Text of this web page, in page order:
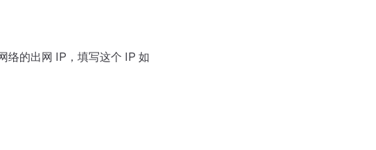
络的出网 IP，填写这个 IP 如